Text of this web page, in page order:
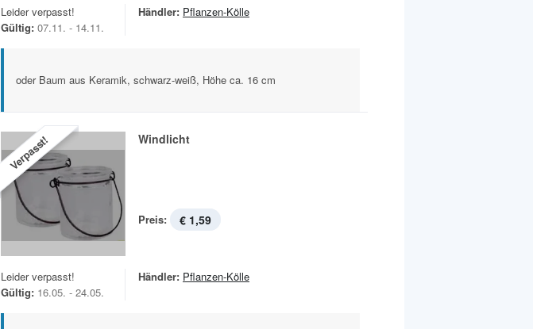
Leider verpasst!
Gültig: 07.11. - 14.11.
Händler: Pflanzen-Kölle
oder Baum aus Keramik, schwarz-weiß, Höhe ca. 16 cm
Verpasst! Windlicht
Preis: € 1,59
Leider verpasst!
Gültig: 16.05. - 24.05.
Händler: Pflanzen-Kölle